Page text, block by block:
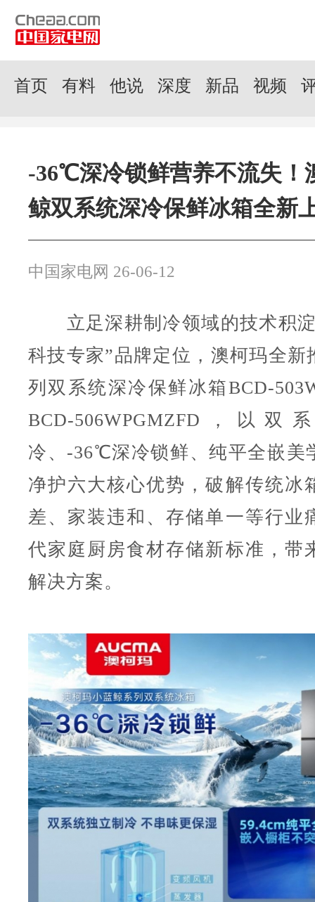
首页 有料 他说 深度 新品 视频
-36℃深冷锁鲜营养不流失！
鲸双系统深冷保鲜冰箱全新
中国家电网 26-06-12
立足深耕制冷领域的技术积淀
科技专家”品牌定位，澳柯玛全新
列双系统深冷保鲜冰箱BCD-
BCD-506WPGMZFD，以双
冷、-36℃深冷锁鲜、纯平全嵌美
净护六大核心优势，破解传统冰
差、家装违和、存储单一等行业
代家庭厨房食材存储新标准，带
解决方案。